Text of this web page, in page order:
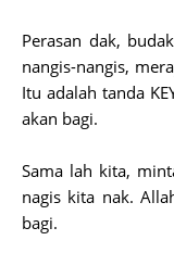
Perasan dak,
nangis-nangis,
Itu adalah tanda
akan bagi.
Sama lah kita,
nagis kita nak.
bagi.